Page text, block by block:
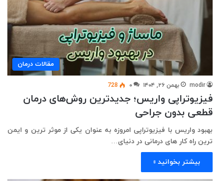
مقالات درمان
modir بهمن ۲۶, ۱۴۰۴ ۰ 728
فیزیوتراپی واریس؛ جدیدترین روش‌های درمان
قطعی بدون جراحی
بهبود واریس با فیزیوتراپی امروزه به عنوان یکی از موثر ترین و ایمن
ترین راه کار های درمانی در دنیای…
بیشتر بخوانید »